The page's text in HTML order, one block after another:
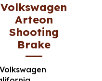
Volkswagen
Arteon
Shooting
Brake